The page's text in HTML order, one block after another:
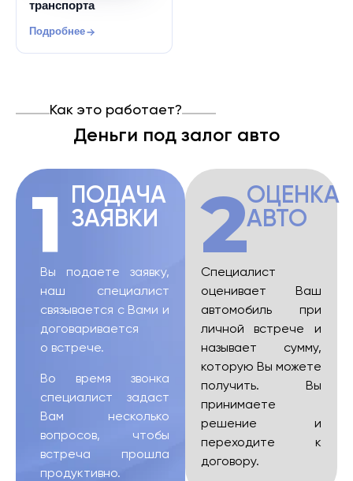
транспорта
Подробнее
Как это работает?
Деньги под залог авто
1 ПОДАЧА
ЗАЯВКИ
Вы подаете заявку,
наш специалист
связывается с Вами и
договаривается
о встрече.
Во время звонка
специалист задаст
Вам несколько
вопросов, чтобы
встреча прошла
продуктивно.
2ОЦЕНКА
АВТО
Специалист
оценивает Ваш
автомобиль при
личной встрече и
называет сумму,
которую Вы можете
получить. Вы
принимаете
решение и
переходите к
договору.